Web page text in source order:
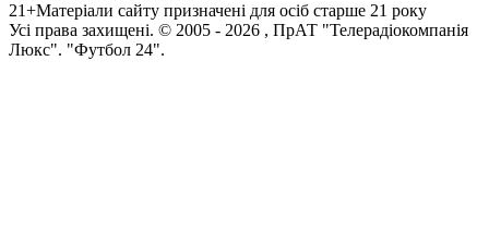
21+Матеріали сайту призначені для осіб старше 21 року
Усi права захищенi. © 2005 - 2026 , ПрАТ "Телерадіокомпанія
Люкс". "Футбол 24".